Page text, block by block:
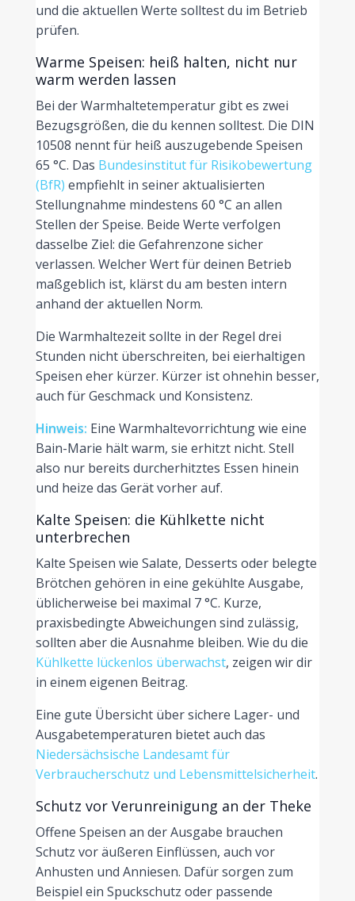
und die aktuellen Werte solltest du im Betrieb
prüfen.
Warme Speisen: heiß halten, nicht nur
warm werden lassen
Bei der Warmhaltetemperatur gibt es zwei
Bezugsgrößen, die du kennen solltest. Die DIN
10508 nennt für heiß auszugebende Speisen
65 °C. Das Bundesinstitut für Risikobewertung
(BfR) empfiehlt in seiner aktualisierten
Stellungnahme mindestens 60 °C an allen
Stellen der Speise. Beide Werte verfolgen
dasselbe Ziel: die Gefahrenzone sicher
verlassen. Welcher Wert für deinen Betrieb
maßgeblich ist, klärst du am besten intern
anhand der aktuellen Norm.
Die Warmhaltezeit sollte in der Regel drei
Stunden nicht überschreiten, bei eierhaltigen
Speisen eher kürzer. Kürzer ist ohnehin besser,
auch für Geschmack und Konsistenz.
Hinweis: Eine Warmhaltevorrichtung wie eine
Bain-Marie hält warm, sie erhitzt nicht. Stell
also nur bereits durcherhitztes Essen hinein
und heize das Gerät vorher auf.
Kalte Speisen: die Kühlkette nicht
unterbrechen
Kalte Speisen wie Salate, Desserts oder belegte
Brötchen gehören in eine gekühlte Ausgabe,
üblicherweise bei maximal 7 °C. Kurze,
praxisbedingte Abweichungen sind zulässig,
sollten aber die Ausnahme bleiben. Wie du die
Kühlkette lückenlos überwachst, zeigen wir dir
in einem eigenen Beitrag.
Eine gute Übersicht über sichere Lager- und
Ausgabetemperaturen bietet auch das
Niedersächsische Landesamt für
Verbraucherschutz und Lebensmittelsicherheit.
Schutz vor Verunreinigung an der Theke
Offene Speisen an der Ausgabe brauchen
Schutz vor äußeren Einflüssen, auch vor
Anhusten und Anniesen. Dafür sorgen zum
Beispiel ein Spuckschutz oder passende